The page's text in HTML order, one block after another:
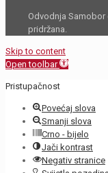
Odvodnja Samobor
pridržana.
Skip to content
Open toolbar
Pristupačnost
Povećaj slova
Smanji slova
Crno - bijelo
Jači kontrast
Negativ stranice